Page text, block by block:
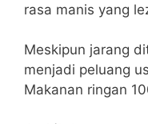
rasa manis yang
Meskipun jarang
menjadi peluang
Makanan ringan